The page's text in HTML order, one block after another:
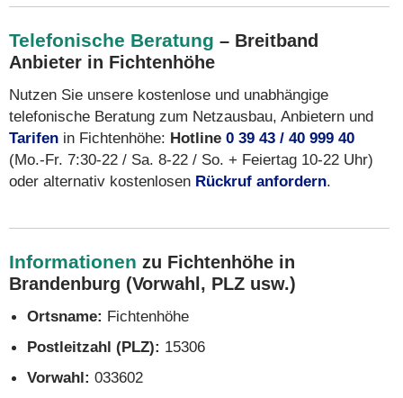
Telefonische Beratung – Breitband
Anbieter in Fichtenhöhe
Nutzen Sie unsere kostenlose und unabhängige
telefonische Beratung zum Netzausbau, Anbietern und
Tarifen in Fichtenhöhe: Hotline 0 39 43 / 40 999 40
(Mo.-Fr. 7:30-22 / Sa. 8-22 / So. + Feiertag 10-22 Uhr)
oder alternativ kostenlosen Rückruf anfordern.
Informationen zu Fichtenhöhe in
Brandenburg (Vorwahl, PLZ usw.)
Ortsname: Fichtenhöhe
Postleitzahl (PLZ): 15306
Vorwahl: 033602